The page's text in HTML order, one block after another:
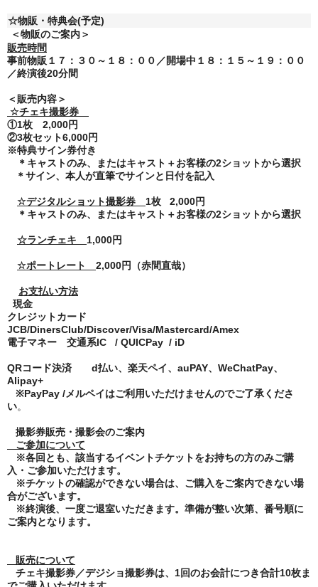
☆物販・特典会(予定)
＜物販のご案内＞
販売時間
事前物販１７：３０～１８：００／開場中１８：１５～１９：００
／終演後20分間
＜販売内容＞
☆チェキ撮影券
①1枚 2,000円
②3枚セット6,000円
※特典サイン券付き
＊キャストのみ、またはキャスト＋お客様の2ショットから選択
＊サイン、本人が直筆でサインと日付を記入
☆デジタルショット撮影券 1枚 2,000円
＊キャストのみ、またはキャスト＋お客様の2ショットから選択
☆ランチェキ 1,000円
☆ポートレート 2,000円（赤間直哉）
お支払い方法
現金
クレジットカード
JCB/DinersClub/Discover/Visa/Mastercard/Amex
電子マネー 交通系IC / QUICPay / iD
QRコード決済 d払い、楽天ペイ、 auPAY、 WeChatPay、
Alipay+
※PayPay /メルペイはご利用いただけませんのでご了承くださ
い。
撮影券販売・撮影会のご案内
ご参加について
※各回とも、該当するイベントチケットをお持ちの方のみご購
入・ご参加いただけます。
※チケットの確認ができない場合は、ご購入をご案内できない場
合がございます。
※終演後、一度ご退室いただきます。準備が整い次第、番号順に
ご案内となります。
販売について
チェキ撮影券／デジショ撮影券は、 1回のお会計につき合計10枚ま